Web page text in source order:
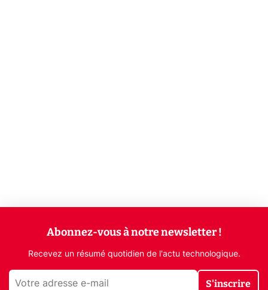
Abonnez-vous à notre newsletter !
Recevez un résumé quotidien de l'actu technologique.
S'inscrire